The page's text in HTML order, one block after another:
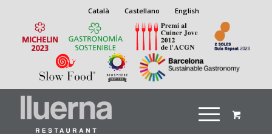
Català Castellano English